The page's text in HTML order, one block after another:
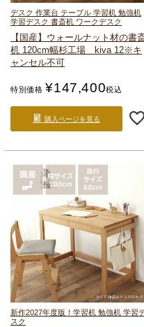
デスク 作業台 テーブル 学習机 勉強机
学習デスク 書斎机 ワークデスク
【国産】ウォールナット材の書
机 120cm幅杉工場 kiva 12※キ
ャンセル不可
特別価格 ¥147,400税込
購入ページを見る
新作2027年度版！ 学習机 勉強机 学習
スク